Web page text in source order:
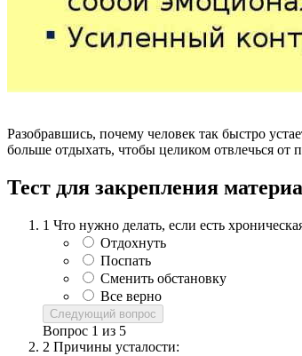
Разобравшись, почему человек так быстро
больше отдыхать, чтобы целиком отвлечься от
Тест для закрепления
1 Что нужно делать, если есть
Отдохнуть
Поспать
Сменить обстановку
Все верно
Следующий вопрос
Вопрос 1 из 5
2 Причины усталости: